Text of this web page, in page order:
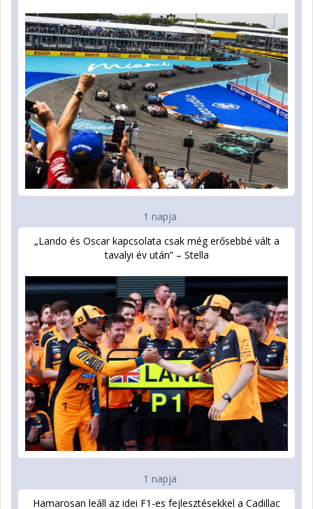
1 napja
„Lando és Oscar kapcsolata csak még erősebbé vált a
tavalyi év után” – Stella
1 napja
Hamarosan leáll az idei F1-es fejlesztésekkel a Cadillac